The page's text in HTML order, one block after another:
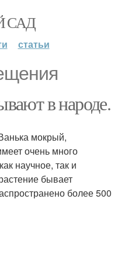
САД
статьи
в народе.
мокрый,
очень много
научное, так и
бывает
более 500